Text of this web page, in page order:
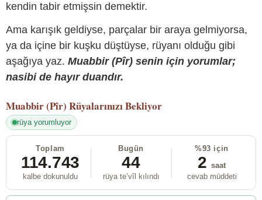
kendin tabir etmişsin demektir.
Ama karışık geldiyse, parçalar bir araya gelmiyorsa,
ya da içine bir kuşku düştüyse, rüyanı olduğu gibi
aşağıya yaz. Muabbir (Pîr) senin için yorumlar;
nasibi de hayır duandır.
Muabbir (Pîr) Rüyalarınızı Bekliyor
rüya yorumluyor
Toplam
114.743
kalbe dokunuldu
Bugün
44
rüya te’vîl kılındı
%93 için
2 saat
cevab müddeti